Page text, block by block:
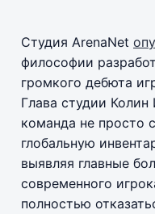
Студия ArenaNet
философии
громкого дебюта
Глава студии
команда не просто
глобальную
выявляя главные
современного
полностью